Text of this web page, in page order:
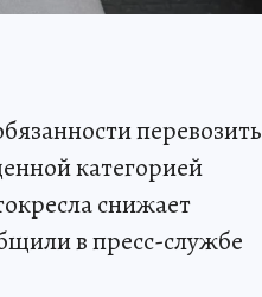
перевозить
категорией
снижает
в пресс-службе